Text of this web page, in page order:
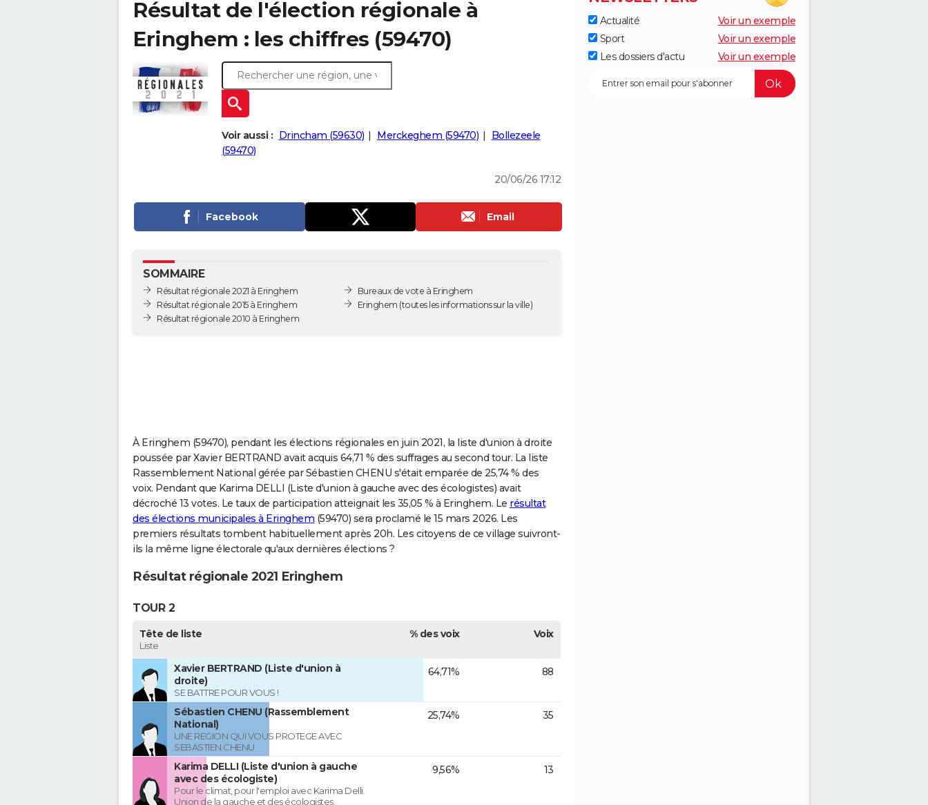
Résultat de l'élection régionale à
Eringhem : les chiffres (59470)
Voir aussi : Drincham (59630) Merckeghem (59470)
Bollezeele
(59470)
20/06/26 17:12
Facebook Email
SOMMAIRE
Résultat régionale 2021 à Eringhem
Résultat régionale 2015 à Eringhem
Résultat régionale 2010 à Eringhem
Bureaux de vote à Eringhem
Eringhem (toutes les informations sur la ville)
À Eringhem (59470), pendant les élections régionales en juin 2021, la liste d'union à droite
poussée par Xavier BERTRAND avait acquis 64,71 % des suffrages au second tour. La liste
Rassemblement National gérée par Sébastien CHENU s'était emparée de 25,74 % des
voix. Pendant que Karima DELLI (Liste d'union à gauche avec des écologistes) avait
décroché 13 votes. Le taux de participation atteignait les 35,05 % à Eringhem. Le résultat
des élections municipales à Eringhem (59470) sera proclamé le 15 mars 2026. Les
premiers résultats tombent habituellement après 20h. Les citoyens de ce village suivront-
ils la même ligne électorale qu'aux dernières élections ?
Résultat régionale 2021 Eringhem
TOUR 2
Tête de liste
Liste
% des voix Voix
Xavier BERTRAND (Liste d'union à
droite)
SE BATTRE POUR VOUS !
64,71% 88
Sébastien CHENU (Rassemblement
National)
UNE REGION QUI VOUS PROTEGE AVEC
SEBASTIEN CHENU
25,74% 35
Karima DELLI (Liste d'union à gauche
avec des écologiste)
Pour le climat, pour l'emploi avec Karima Delli.
Union de la gauche et des écologistes.
9,56% 13
Actualité
Voir un exemple
Sport
Voir un exemple
Les dossiers d'actu
Voir un exemple